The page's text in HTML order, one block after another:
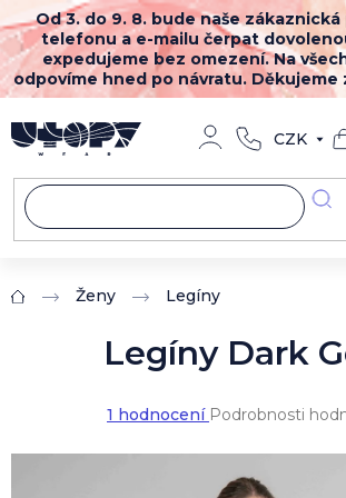
Přejít
na
obsah
Od 3. do 9. 8. bude naše
telefonu a e-mailu čerpat
expedujeme bez omezení. Na
odpovíme hned po návratu. Děkujeme
CZK
Domů Ženy Legíny
Legíny Dark
Průměrné
hodnocení
1 hodnocení Podrobnosti